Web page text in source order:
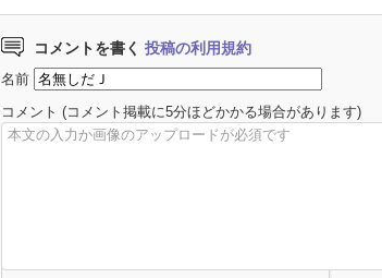
コメントを書く 投稿の利用規約
名前
コメント (コメント掲載に5分ほどかかる場合があります)